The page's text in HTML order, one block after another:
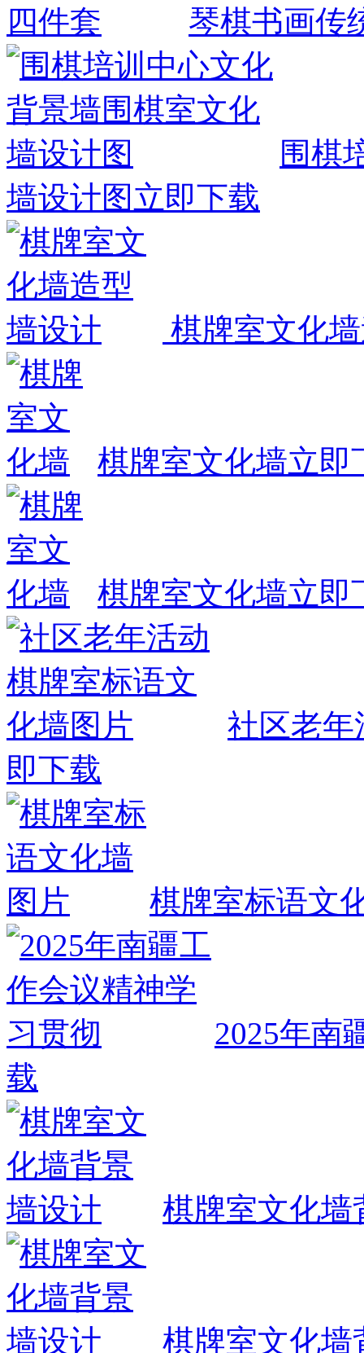
琴棋书画传
围棋
墙设计图立即下载
棋牌室文化
棋牌室文化墙立即
棋牌室文化墙立即
社区老年
即下载
棋牌室标语文
2025年南
载
棋牌室文化墙
棋牌室文化墙